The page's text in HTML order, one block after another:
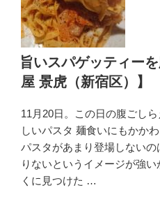
旨いスパゲッティー
屋 景虎（新宿区）】
11月20日。この日の腹ごし
しいパスタ 麺食いにもかか
パスタがあまり登場しない
りないというイメージが強
くに見つけた …